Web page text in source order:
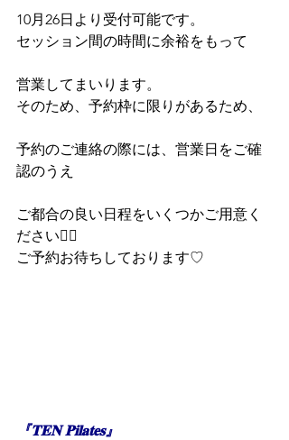
10月26日より受付可能です。
セッション間の時間に余裕をもって
営業してまいります。
そのため、予約枠に限りがあるため、
予約のご連絡の際には、営業日をご確
認のうえ
ご都合の良い日程をいくつかご用意く
ださい🙇‍♀️
ご予約お待ちしております♡
『𝐓𝐄𝐍 𝐏𝐢𝐥𝐚𝐭𝐞𝐬』